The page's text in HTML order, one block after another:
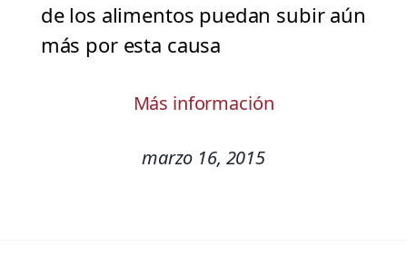
de los alimentos puedan subir aún
más por esta causa
Más información
marzo 16, 2015